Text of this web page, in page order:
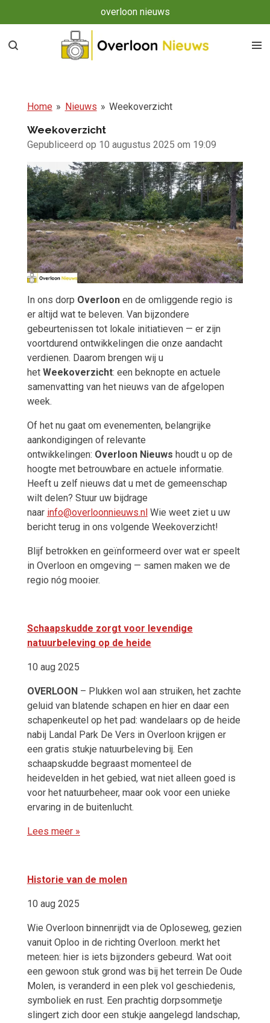
direct
naar
overloon nieuws
Home » Nieuws » Weekoverzicht
Weekoverzicht
Gepubliceerd op 10 augustus 2025 om 19:09
In ons dorp Overloonen de omliggende regio is
er altijd wat te beleven. Van bijzondere
gebeurtenissen tot lokale initiatieven — er zijn
voortdurend ontwikkelingen die onze aandacht
verdienen. Daarom brengen wij u
het Weekoverzicht: een beknopte en actuele
samenvatting van het nieuws van de afgelopen
week.
Of het nu gaat om evenementen, belangrijke
aankondigingen of relevante
ontwikkelingen: Overloon Nieuws houdt u op de
hoogte met betrouwbare en actuele informatie.
Heeft u zelf nieuws dat u met de gemeenschap
wilt delen? Stuur uw bijdrage
naar info@overloonnieuws.nlWie weet ziet u uw
bericht terug in ons volgende Weekoverzicht!
Blijf betrokken en geïnformeerd over wat er speelt
in Overloon en omgeving — samen maken we de
regio nóg mooier.
Schaapskudde zorgt voor levendige
natuurbeleving op de heide
10 aug 2025
OVERLOON– Plukken wol aan struiken, het zachte
geluid van blatende schapen en hier en daar een
schapenkeutel op het pad: wandelaars op de heide
nabij Landal Park De Vers in Overloon krijgen er
een gratis stukje natuurbeleving bij. Een
schaapskudde begraast momenteel de
heidevelden in het gebied, wat niet alleen goed is
voor het natuurbeheer, maar ook voor een unieke
ervaring in de buitenlucht.
Lees meer »
Historie van de molen
10 aug 2025
Wie Overloon binnenrijdt via de Oploseweg, gezien
vanuit Oploo in de richting Overloon. merkt het
meteen: hier is iets bijzonders gebeurd. Wat ooit
een gewoon stuk grond was bij het terrein De Oude
Molen, is veranderd in een plek vol geschiedenis,
symboliek en rust. Een prachtig dorpsommetje
slingert zich door een stukje aangelegd landschap,